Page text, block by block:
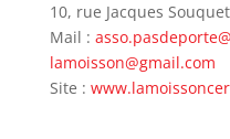
10, rue Jacques
Mail :
lamoisson@gmail.com
Site :